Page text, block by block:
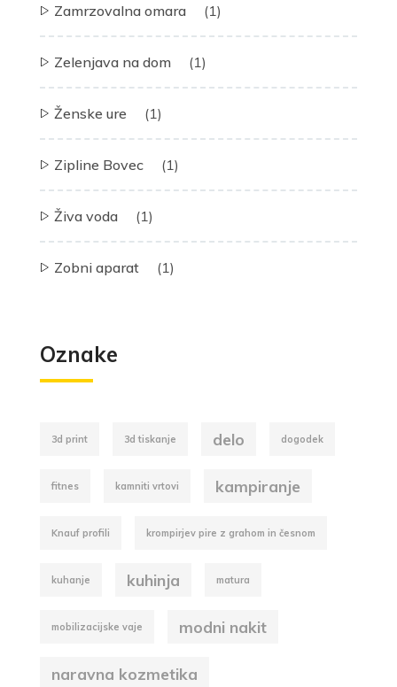
Zamrzovalna omara (1)
Zelenjava na dom (1)
Ženske ure (1)
Zipline Bovec (1)
Živa voda (1)
Zobni aparat (1)
Oznake
3d print 3d tiskanje delo dogodek
fitnes kamniti vrtovi kampiranje
Knauf profili krompirjev pire z grahom in česnom
kuhanje kuhinja matura
mobilizacijske vaje modni nakit
naravna kozmetika